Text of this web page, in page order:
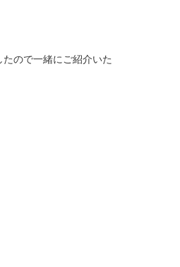
ので一緒にご紹介いた